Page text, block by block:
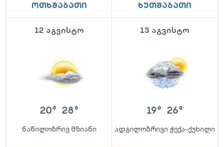
ოთხშაბათი
12 აგვისტო
20° 28°
ნაწილობრივ მზიანი
ხუთშაბათი
13 აგვისტო
19° 26°
ადგილობრივი ჭექა-ქუხილი